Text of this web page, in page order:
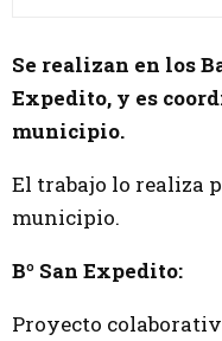
Se realizan en los
Expedito, y es
municipio.
El trabajo lo realiza
municipio.
Bº San Expedito:
Proyecto